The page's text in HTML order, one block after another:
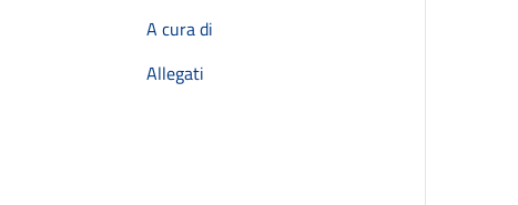
A cura di
Allegati